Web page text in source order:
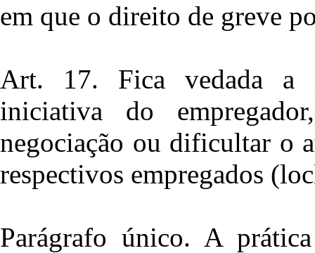
em que o direito de greve
Art. 17. Fica vedada a
iniciativa do
negociação ou dificultar o
respectivos empregados
Parágrafo único. A